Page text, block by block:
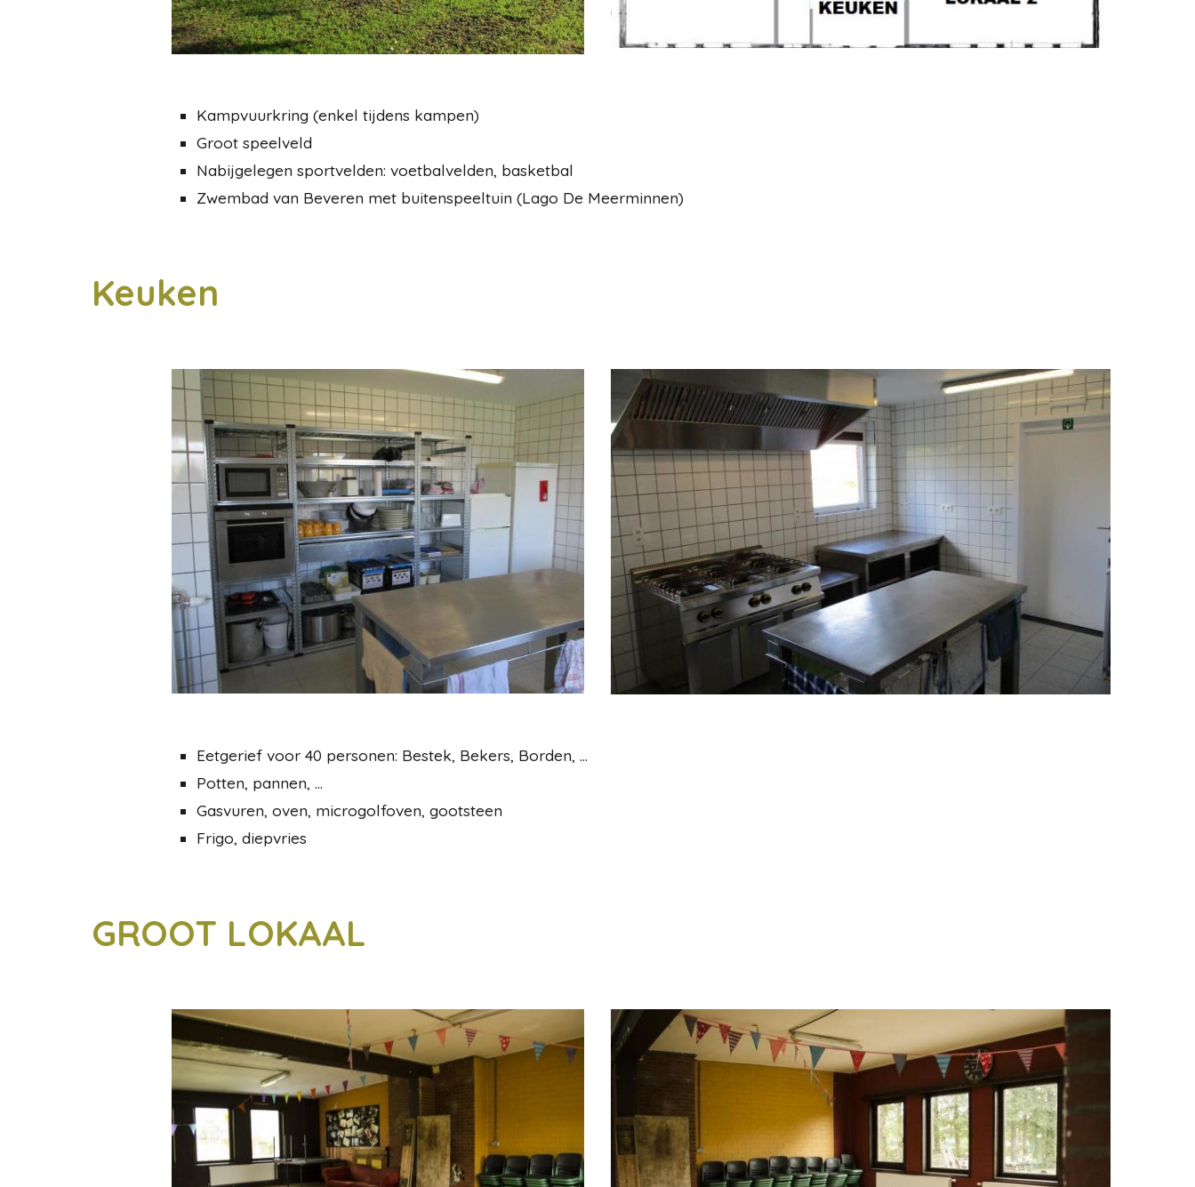
Kampvuurkring (enkel tijdens kampen)
Groot speelveld
Nabijgelegen sportvelden: voetbalvelden, basketbal
Zwembad van Beveren met buitenspeeltuin (Lago De Meerminnen)
Keuken
Eetgerief voor 40 personen: Bestek, Bekers, Borden, ...
Potten, pannen, ...
Gasvuren,oven, microgolfoven, gootsteen
Frigo, diepvries
GROOT LOKAAL